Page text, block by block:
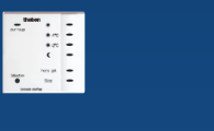
la lumière